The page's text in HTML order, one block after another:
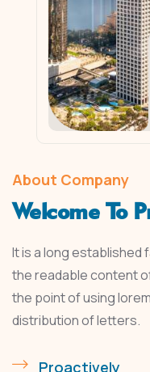
About Company
Welcome To
It is a long established
the readable content
the point of using
distribution of letters.
Proactively